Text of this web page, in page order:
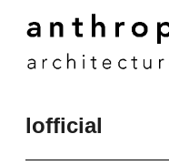
au
contenu
lofficial